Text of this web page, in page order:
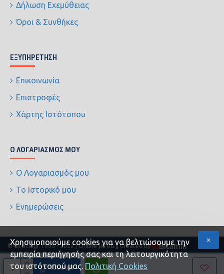
ΚΑΛΆΘΙ
Δήλωση Εχεμύθειας
Όροι & Συνθήκες
ΕΞΥΠΗΡΈΤΗΣΗ
Επικοινωνία
Επιστροφές
Χάρτης Ιστότοπου
Ο ΛΟΓΑΡΙΑΣΜΌΣ ΜΟΥ
Ο Λογαριασμός μου
Το Ιστορικό μου
Ενημερώσεις
© Ottica.gr 1995 - 2022 | Online ματιά || Created by Bitamin
Xρησιμοποιούμε cookies για να βελτιώσουμε την
εμπειρία περιήγησής σας και τη λειτουργικότητα
του ιστότοπού μας. Πολιτική Cookies